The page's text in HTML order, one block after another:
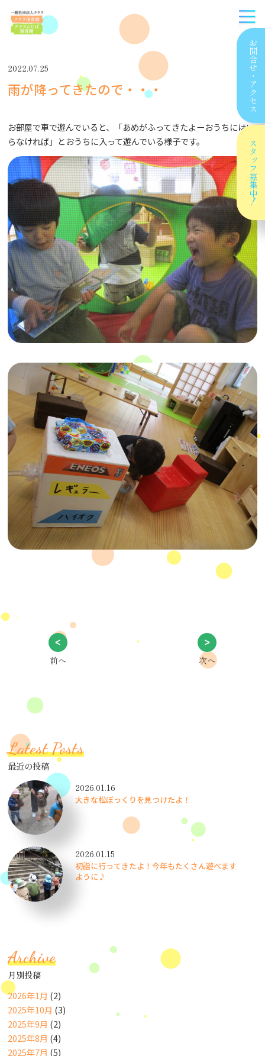
お問合せ
・
アクセス
スタッフ
募集中！
2022.07.25
雨が降ってきたので・・・
お部屋で車で遊んでいると、「あめがふってきたよーおうちにはい
らなければ」とおうちに入って遊んでいる様子です。
前へ 次へ
Latest Posts
最近の投稿
2026.01.16
大きな松ぼっくりを見つけたよ！
2026.01.15
初詣に行ってきたよ！今年もたくさん遊べます
ように♪
Archive
月別投稿
2026年1月 (2)
2025年10月 (3)
2025年9月 (2)
2025年8月 (4)
2025年7月 (5)